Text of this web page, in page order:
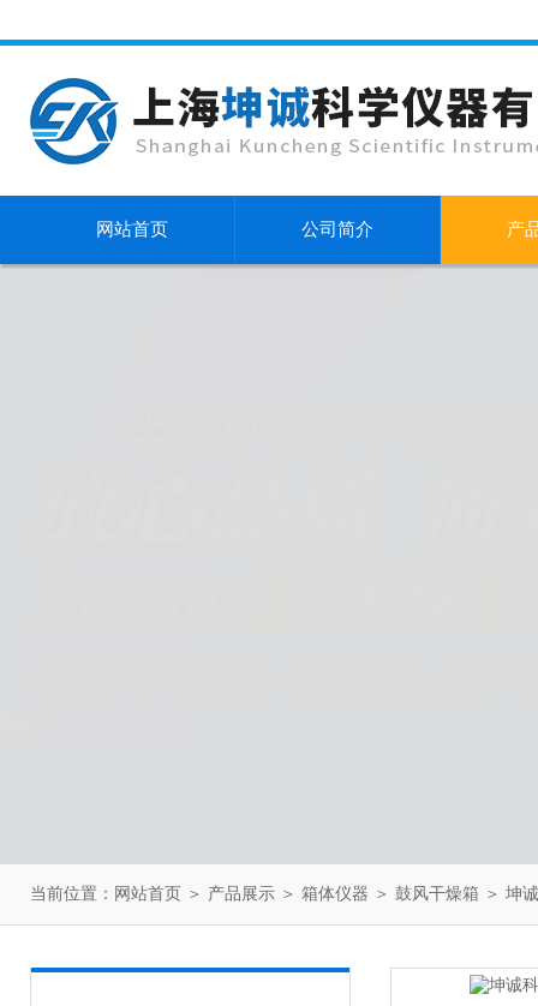
网站首页 公司简介 产
当前位置： 网站首页 ＞ 产品展示 ＞ 箱体仪器 ＞ 鼓风干燥箱 ＞ 坤